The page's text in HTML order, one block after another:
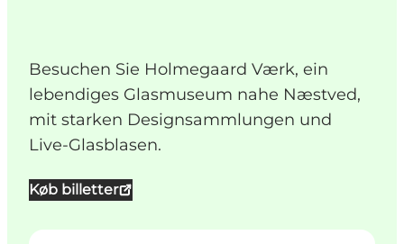
Besuchen Sie Holmegaard Værk, ein
lebendiges Glasmuseum nahe Næstved,
mit starken Designsammlungen und
Live-Glasblasen.
Køb billetter